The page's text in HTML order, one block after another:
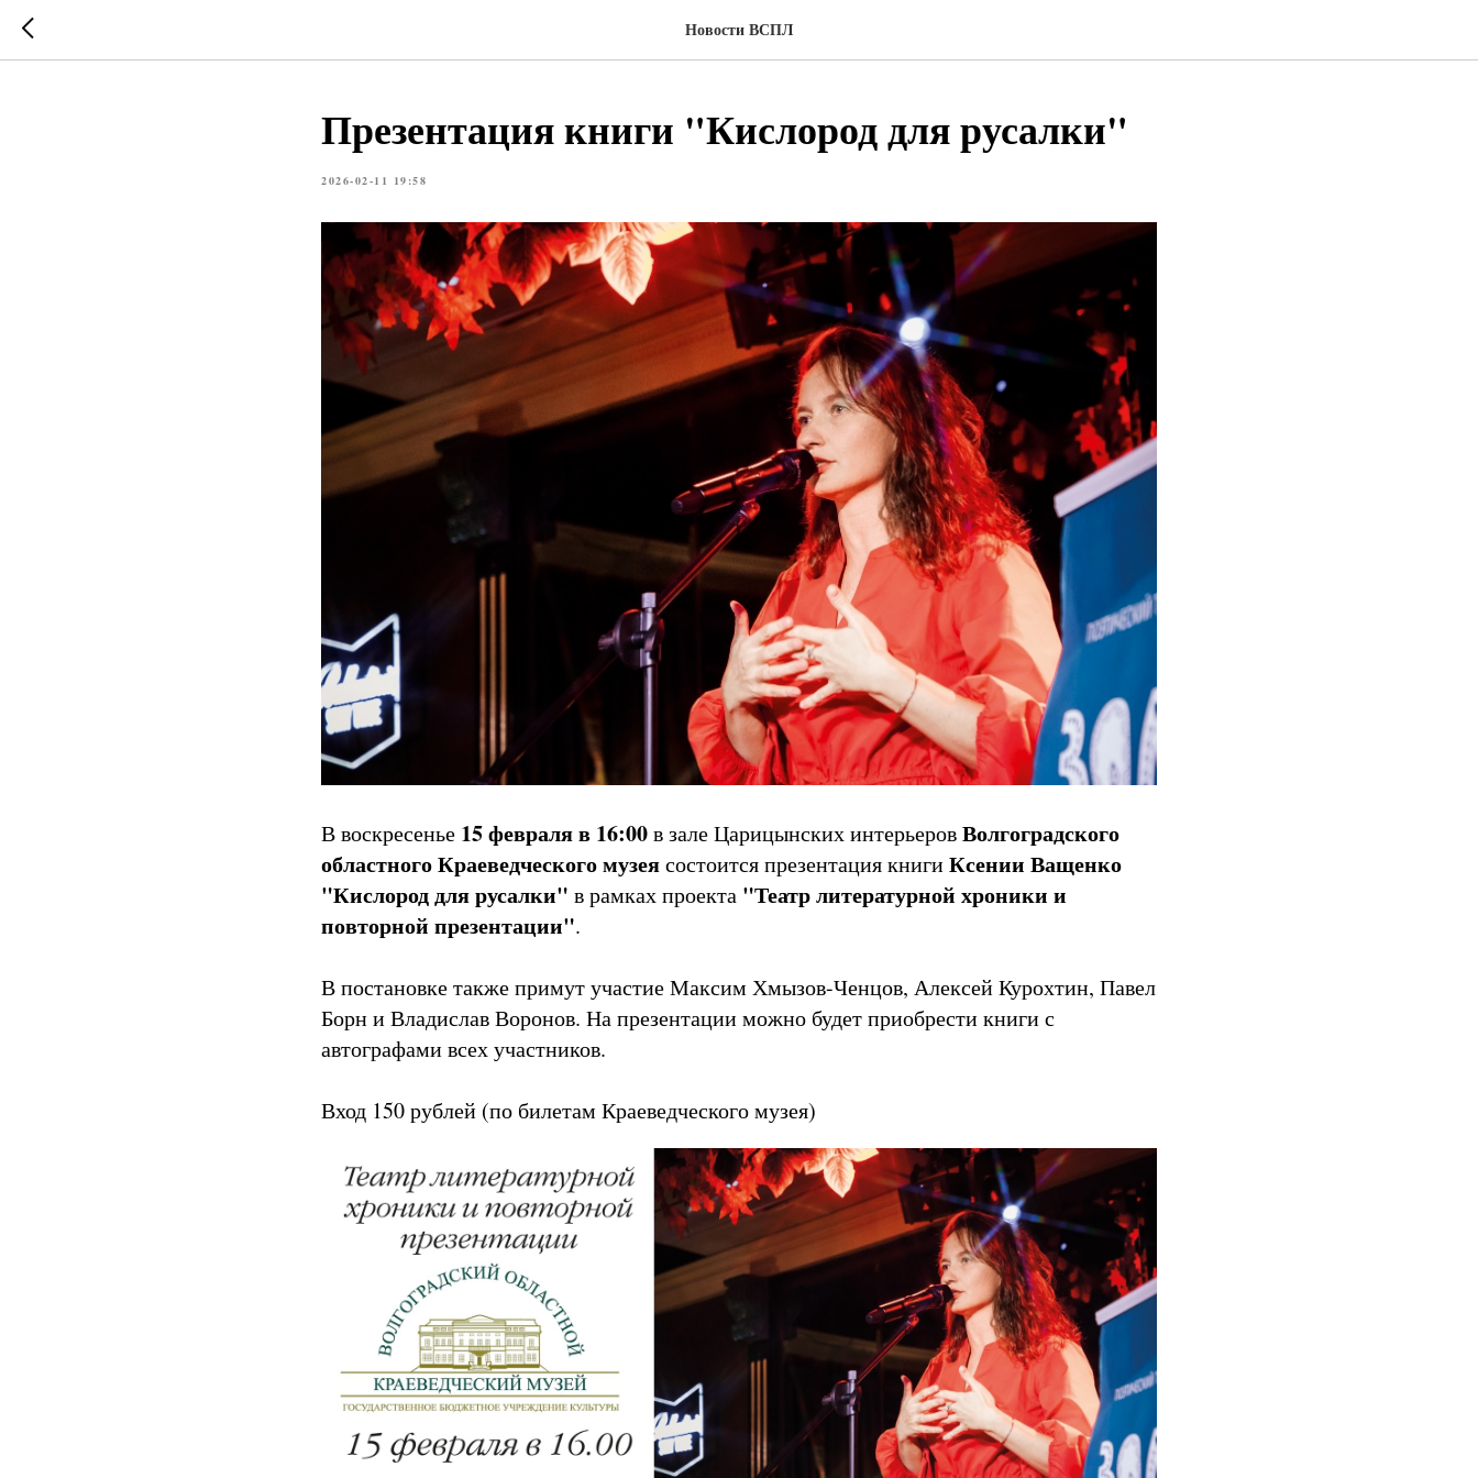
Новости ВСПЛ
Презентация книги "Кислород для русалки"
2026-02-11 19:58
В воскресенье 15 февраля в 16:00в зале Царицынских интерьеровВолгоградского
областного Краеведческого музеясостоится презентация книгиКсении Ващенко
"Кислород для русалки" в рамках проекта "Театр литературной хроники и
повторной презентации".
В постановке также примут участие Максим Хмызов-Ченцов, Алексей Курохтин, Павел
Борн и Владислав Воронов. На презентации можно будет приобрести книги с
автографами всех участников.
Вход 150 рублей (по билетам Краеведческого музея)